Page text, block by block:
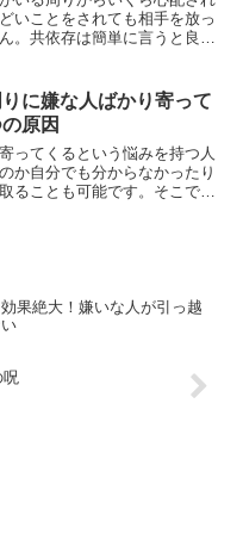
いことをされても相手を放っ
。共依存は簡単に言うと良く
に嫌な人ばかり寄って
原因
ってくるという悩みを持つ人
か自分でも分からなかったり
ることも可能です。そこで嫌
果絶大！嫌いな人が引っ越
呪